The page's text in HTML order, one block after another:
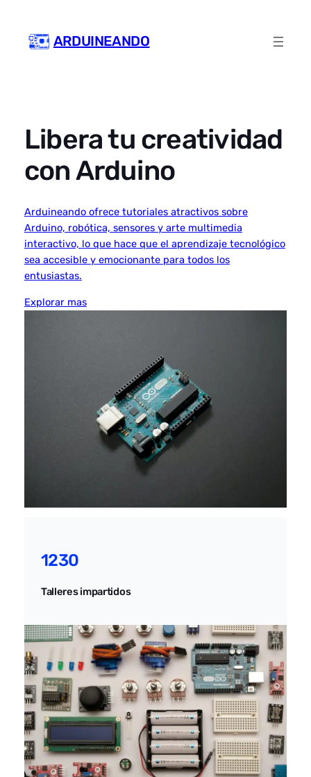
content
ARDUINEANDO
Libera tu creatividad
con Arduino
Arduineando ofrece tutoriales atractivos sobre
Arduino, robótica, sensores y arte multimedia
interactivo, lo que hace que el aprendizaje tecnológico
sea accesible y emocionante para todos los
entusiastas.
Explorar mas
1230
Talleres impartidos